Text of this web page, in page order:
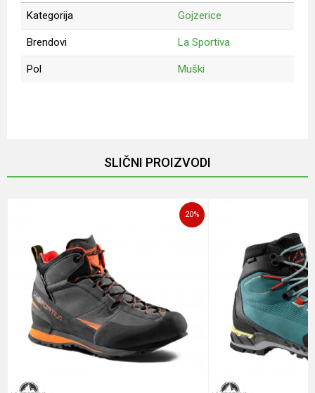
Kategorija
Gojzerice
Brendovi La Sportiva
Pol Muški
POŠALJI
SLIČNI PROIZVODI
20%